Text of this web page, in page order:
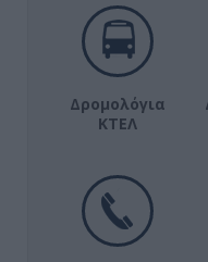
Δρομολόγια
ΚΤΕΛ